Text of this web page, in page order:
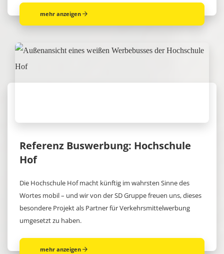
mehr anzeigen
Referenz Buswerbung: Hochschule
Hof
Die Hochschule Hof macht künftig im wahrsten Sinne des
Wortes mobil – und wir von der SD Gruppe freuen uns, dieses
besondere Projekt als Partner für Verkehrsmittelwerbung
umgesetzt zu haben.
mehr anzeigen